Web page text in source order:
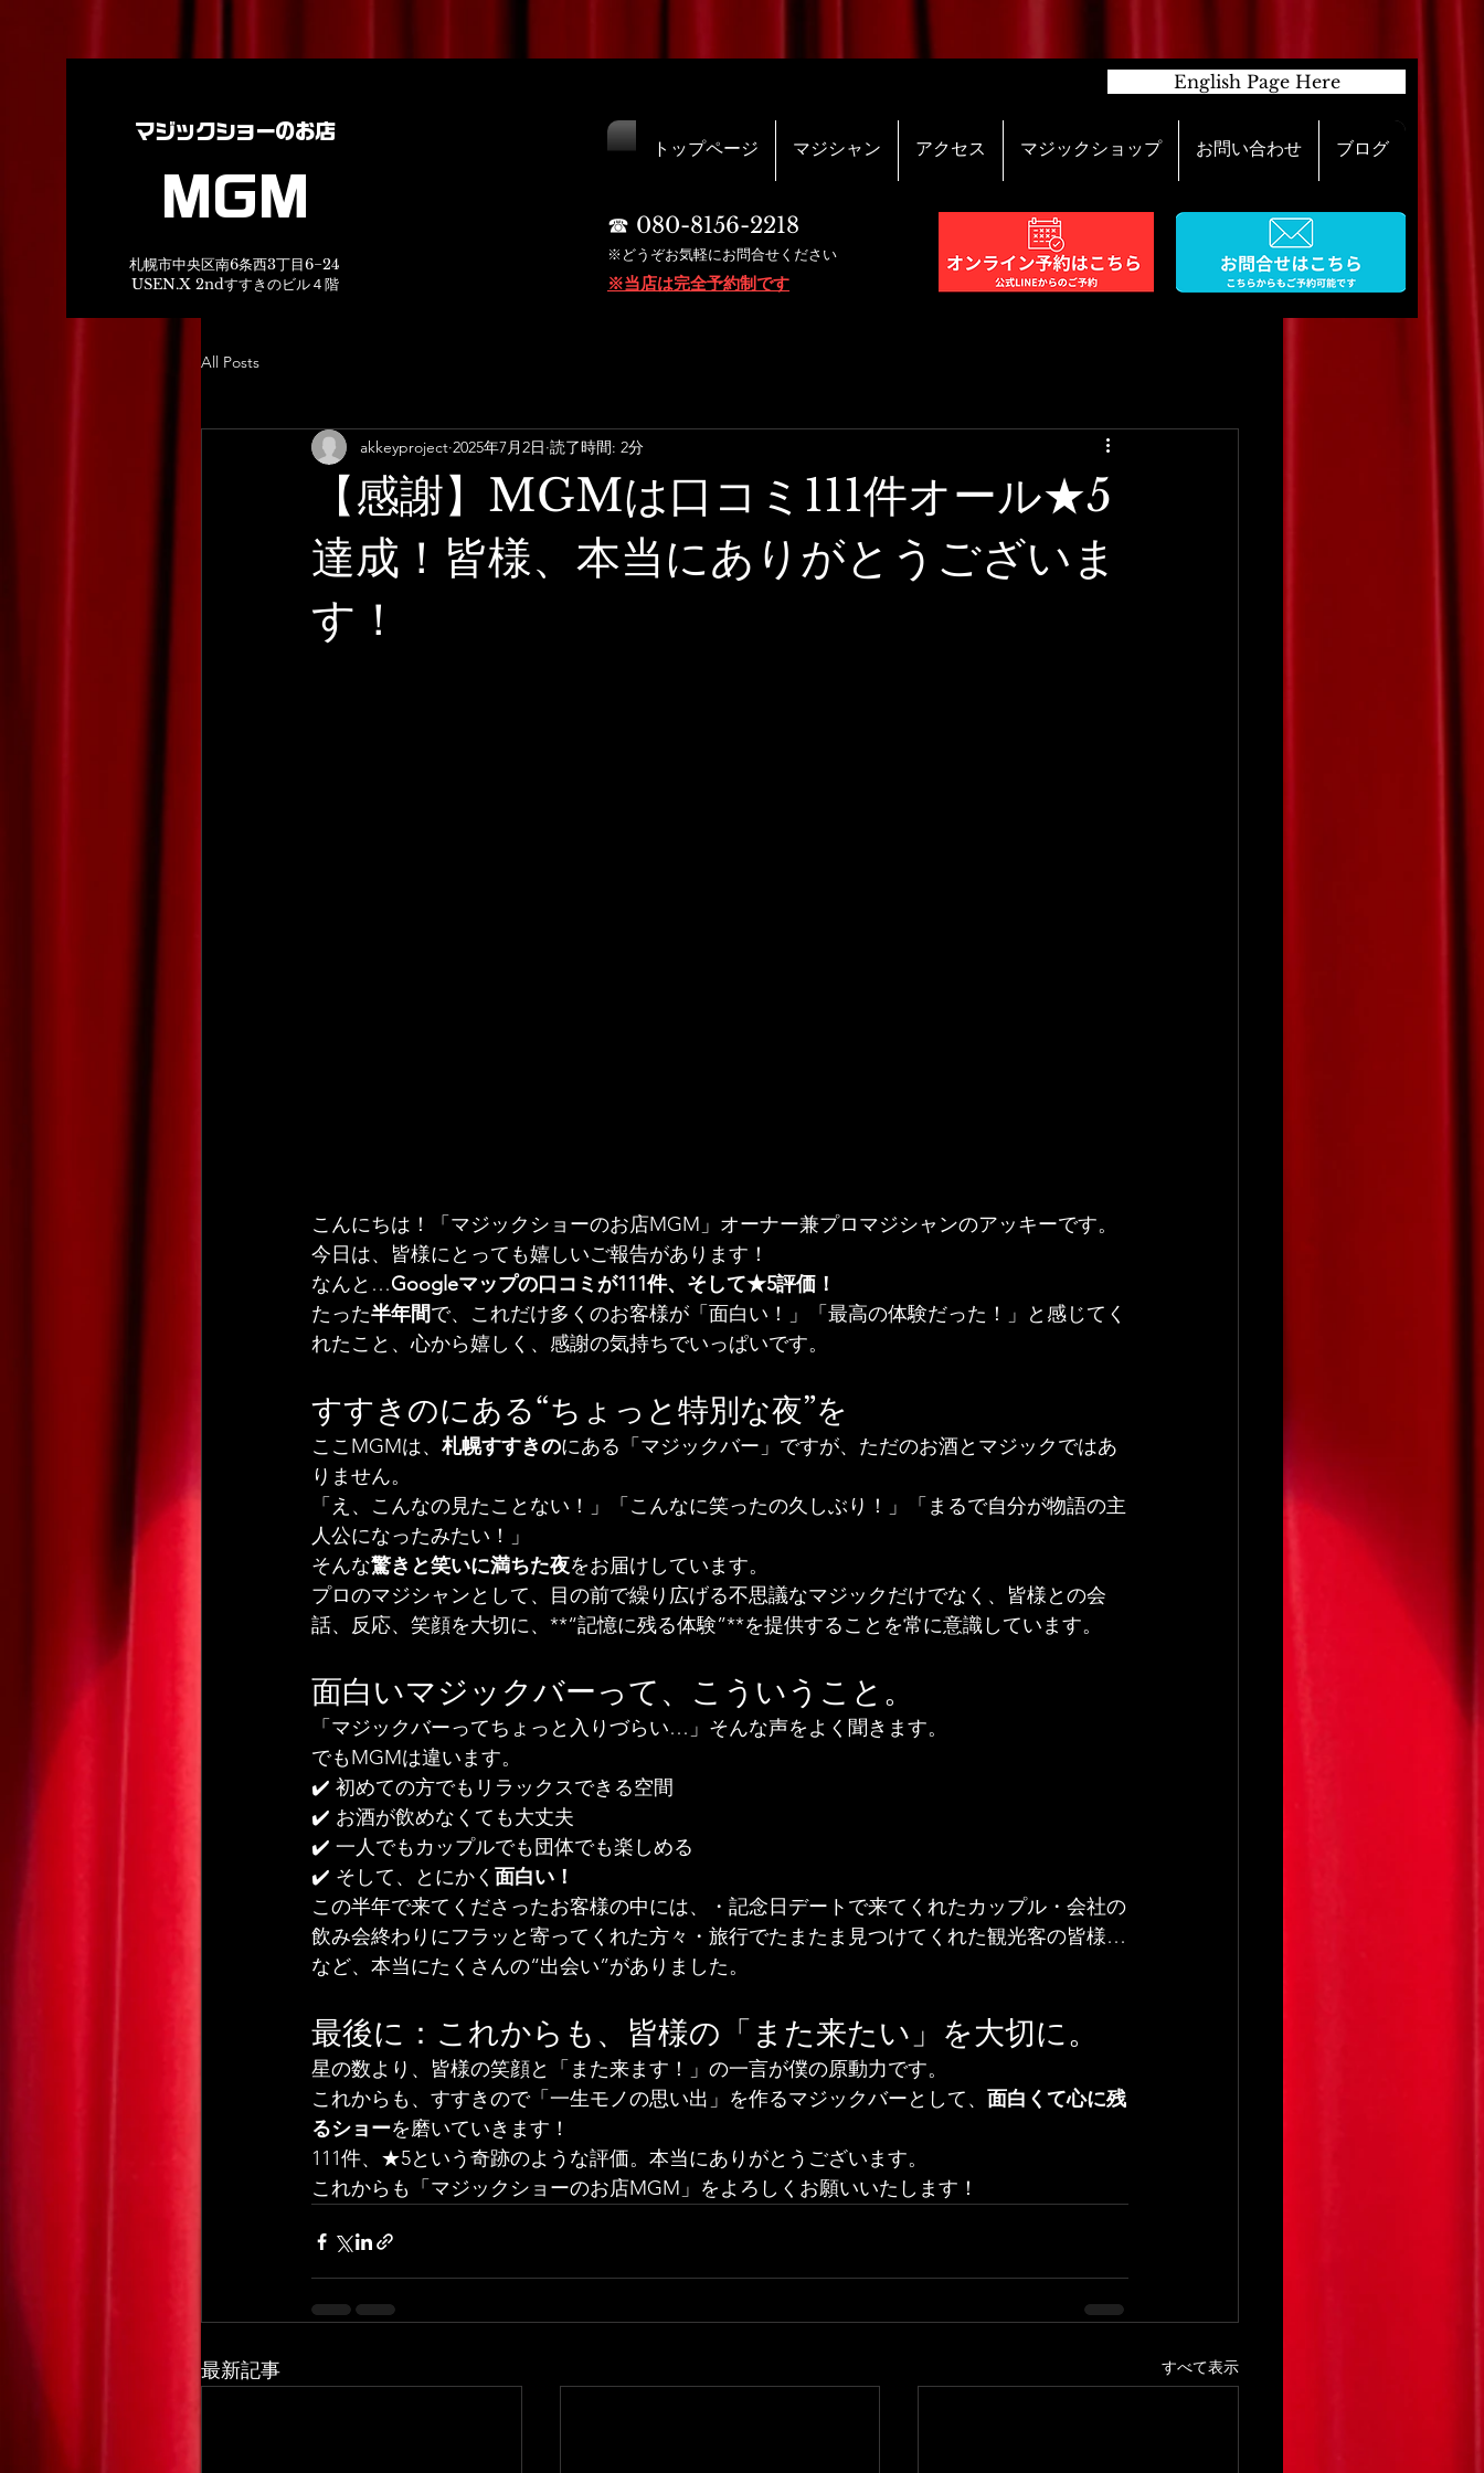
マジックショーのお店
MGM
札幌市中央区南6条西3丁目6−24
USEN.X 2ndすすきのビル４階
English Page Here
トップページ マジシャン アクセス マジックショップ お問い合わせ ブログ
☎︎ 080-8156-2218
※どうぞお気軽にお問合せください
※当店は完全予約制です
All Posts
【感謝】MGMは口コミ111件オール★5
達成！皆様、本当にありがとうございま
す！
akkeyproject 2025年7月2日 読了時間: 2分
こんにちは！「マジックショーのお店MGM」オーナー兼プロマジシャンのアッキーです。
今日は、皆様にとっても嬉しいご報告があります！
なんと…Googleマップの口コミが111件、そして★5評価！
たった半年間で、これだけ多くのお客様が「面白い！」「最高の体験だった！」と感じてく
れたこと、心から嬉しく、感謝の気持ちでいっぱいです。
すすきのにある“ちょっと特別な夜”を
ここMGMは、 札幌すすきのにある「マジックバー」ですが、ただのお酒とマジックではあ
りません。
「え、こんなの見たことない！」「こんなに笑ったの久しぶり！」「まるで自分が物語の主
人公になったみたい！」
そんな驚きと笑いに満ちた夜をお届けしています。
プロのマジシャンとして、目の前で繰り広げる不思議なマジックだけでなく、皆様との会
話、反応、笑顔を大切に、**“記憶に残る体験”**を提供することを常に意識しています。
面白いマジックバーって、こういうこと。
「マジックバーってちょっと入りづらい…」そんな声をよく聞きます。
でもMGMは違います。
✔️ 初めての方でもリラックスできる空間
✔️ お酒が飲めなくても大丈夫
✔️ 一人でもカップルでも団体でも楽しめる
✔️ そして、とにかく 面白い！
この半年で来てくださったお客様の中には、・記念日デートで来てくれたカップル・会社の
飲み会終わりにフラッと寄ってくれた方々・旅行でたまたま見つけてくれた観光客の皆様…
など、本当にたくさんの“出会い”がありました。
最後に：これからも、皆様の「また来たい」を大切に。
星の数より、皆様の笑顔と「また来ます！」の一言が僕の原動力です。
これからも、すすきので「一生モノの思い出」を作るマジックバーとして、 面白くて心に残
るショーを磨いていきます！
111件、★5という奇跡のような評価。本当にありがとうございます。
これからも「マジックショーのお店MGM」をよろしくお願いいたします！
最新記事 すべて表示